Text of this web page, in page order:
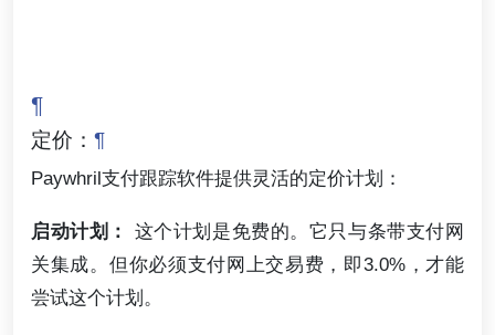
¶
定价： ¶
Paywhril支付跟踪软件提供灵活的定价计划：
启动计划：
这个计划是免费的。它只与条带支付网
关集成。但你必须支付网上交易费，即3.0%，才能
尝试这个计划。